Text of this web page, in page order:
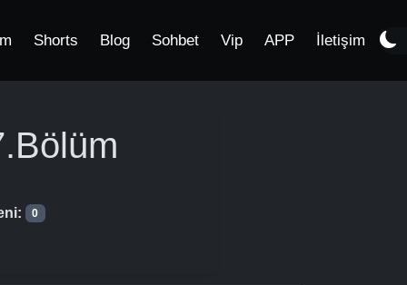
Shorts Blog Sohbet Vip APP İletişim
0